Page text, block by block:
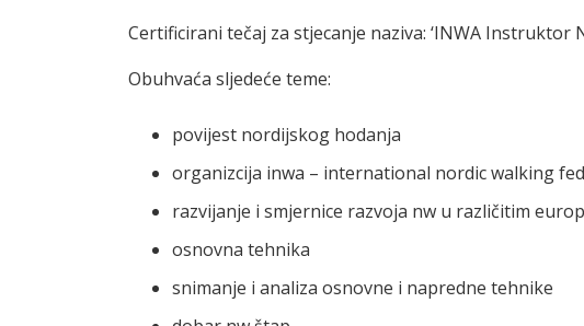
Certificirani tečaj za stjecanje naziva: ‘INWA Instruktor
Obuhvaća sljedeće teme:
povijest nordijskog hodanja
organizcija inwa – international nordic walking
razvijanje i smjernice razvoja nw u različitim
osnovna tehnika
snimanje i analiza osnovne i napredne tehnike